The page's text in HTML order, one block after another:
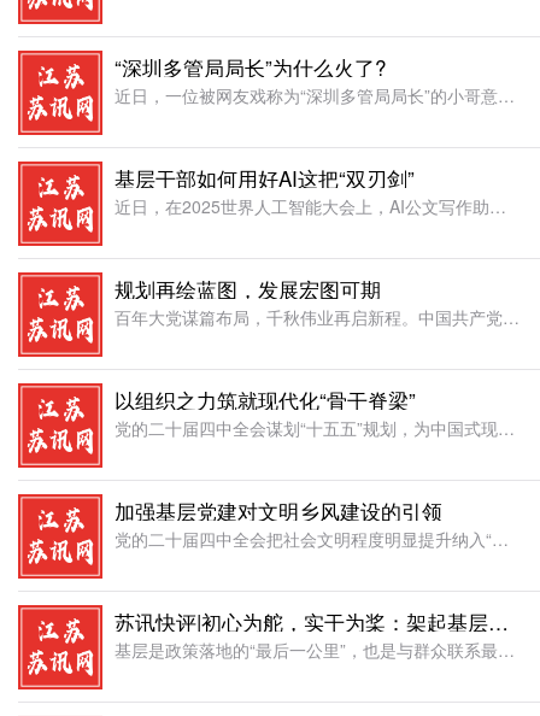
“深圳多管局局长”为什么火了?
近日，一位被网友戏称为“深圳多管局局长”的小哥意外火爆网络，这位“局长”并非真政的公务员，而是一位热衷于关注身边小事的普通市民。从路面破损到盲道受阻，两年多来他拍摄了千余条关于城市基础设施问题的视频，
基层干部如何用好AI这把“双刃剑”
近日，在2025世界人工智能大会上，AI公文写作助手模力通2.0正式发布。该AI助手可以进行AI公文写作、AI风格仿写及AI快速写作，实现了公文从写作到排版的全流程自动化。模力通2.0的发布进一步体现
规划再绘蓝图，发展宏图可期
百年大党谋篇布局，千秋伟业再启新程。中国共产党第二十届中央委员会第四次全体会议的胜利召开，为“十五五”时期发展锚定航向，为基本实现社会主义现代化擘画蓝图。全会审议通过的《中共中央关于制定国民经济和社会
以组织之力筑就现代化“骨干脊梁”
党的二十届四中全会谋划“十五五”规划，为中国式现代化绘就新蓝图。推进这一前无古人的伟大事业，关键在建设一支政治过硬、本领高强、作风扎实的干部队伍。组织部门当以识才之智、育能之方、正风之剑，为现代化征程
加强基层党建对文明乡风建设的引领
党的二十届四中全会把社会文明程度明显提升纳入“十五五”时期经济社会发展的主要目标。10月29日，中国文明乡风大会在延安举行，大会以“文明，让乡村更美好”为主题。要学习运用“千万工程”经验，广泛弘扬社会
苏讯快评|初心为舵，实干为桨：架起基层连心桥
基层是政策落地的“最后一公里”，也是与群众联系最紧密的地方。对于基层干部而言，坚守为民初心不是一句空洞的口号，而是融入血脉的信仰;深耕服务沃土不是一时的热情，而是贯穿工作的准则。在推进中国式现代化的路